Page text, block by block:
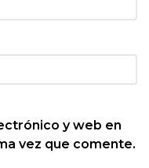
y web en
vez que comente.